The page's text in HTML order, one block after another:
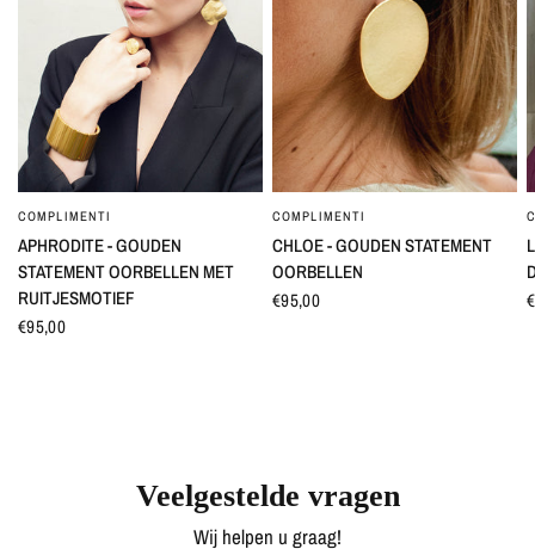
SNEL BEKIJKEN
COMPLIMENTI
APHRODITE - GOUDEN
STATEMENT OORBELLEN MET
RUITJESMOTIEF
€95,00
SNEL BEKIJKEN
COMPLIMENTI
CHLOE - GOUDEN STATEMENT
OORBELLEN
€95,00
Veelgestelde vragen
Wij helpen u graag!